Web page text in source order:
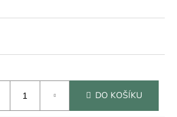
DO KOŠÍKU